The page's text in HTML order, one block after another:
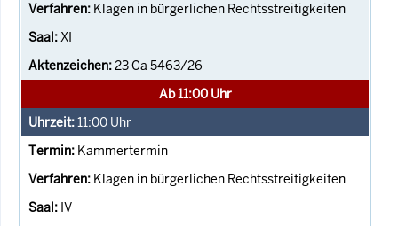
Klagen in bürgerlichen Rechtsstreitigkeiten
XI
23 Ca 5463/26
Ab 11:00 Uhr
11:00 Uhr
Kammertermin
Klagen in bürgerlichen Rechtsstreitigkeiten
IV